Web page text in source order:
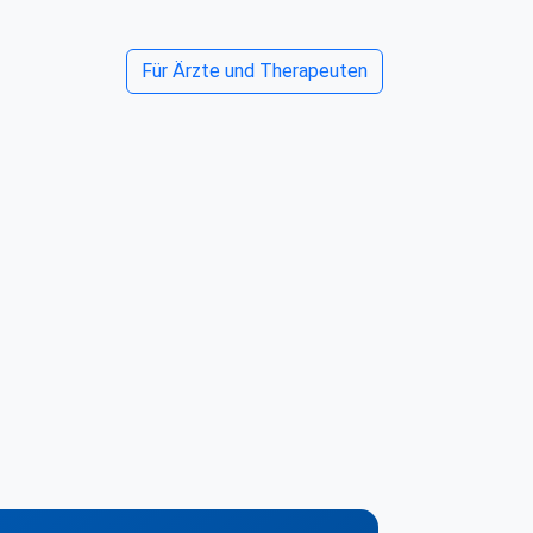
Für Ärzte und Therapeuten